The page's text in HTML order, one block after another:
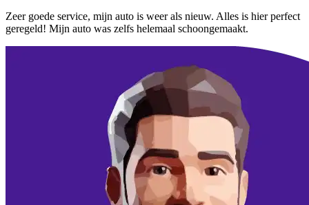
Zeer goede service, mijn auto is weer als nieuw. Alles is hier perfect
geregeld! Mijn auto was zelfs helemaal schoongemaakt.